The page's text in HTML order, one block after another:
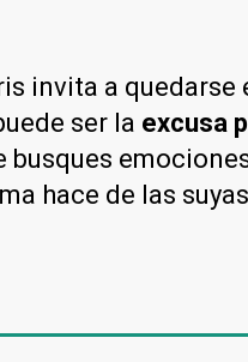
invita a
ser la excusa
busques
hace de las